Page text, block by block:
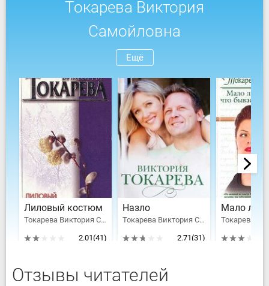
Токарева Виктория
Самойловна
Ещё
Лиловый костюм
Токарева Виктория Самойловна
2.01(41)
Назло
Токарева Виктория Самойловна
2.71(31)
Отзывы читателей